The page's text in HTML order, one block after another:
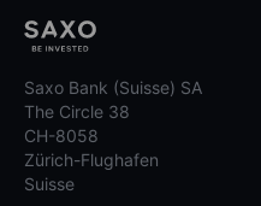
Saxo Bank (Suisse) SA
The Circle 38
CH-8058
Zürich-Flughafen
Suisse